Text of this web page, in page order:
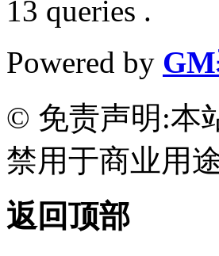
13 queries .
Powered by
© 免责声明:本
禁用于商业用
返回顶部